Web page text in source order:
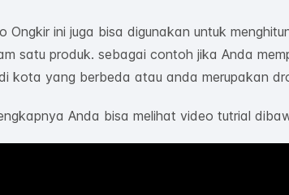
Ongkir ini juga bisa digunakan untuk
satu produk. sebagai contoh jika Anda
kota yang berbeda atau anda merupakan
Anda bisa melihat video tutrial